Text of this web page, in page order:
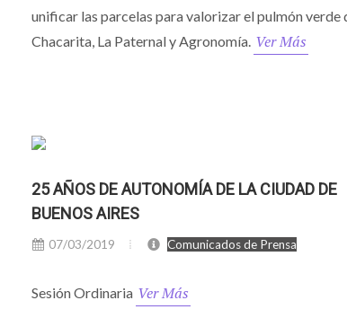
unificar las parcelas para valorizar el pulmón verde
Chacarita, La Paternal y Agronomía. Ver Más
25 AÑOS DE AUTONOMÍA DE LA CIUDAD DE
BUENOS AIRES
07/03/2019 Comunicados de Prensa
Sesión Ordinaria Ver Más